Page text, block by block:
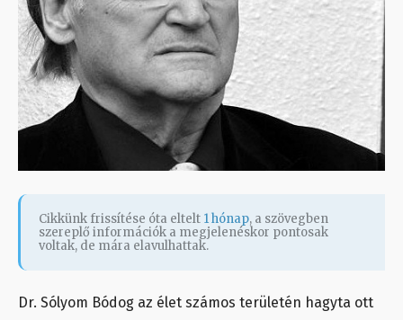
Cikkünk frissítése óta eltelt 1 hónap, a szövegben
szereplő információk a megjelenéskor pontosak
voltak, de mára elavulhattak.
Dr. Sólyom Bódog az élet számos területén hagyta ott